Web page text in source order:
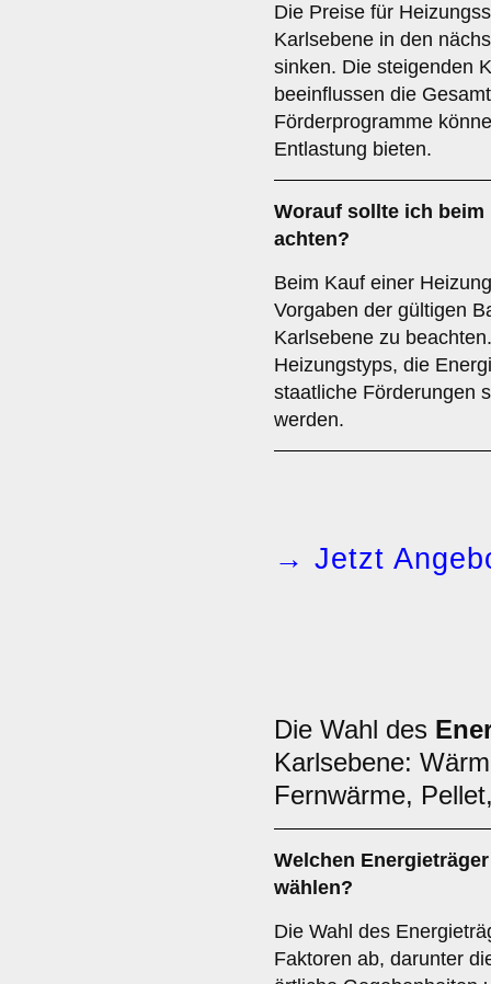
Die Preise für
Karlsebene in den
sinken. Die steigenden
beeinflussen die
Förderprogramme
Entlastung bieten.
Worauf sollte ich beim
achten?
Beim Kauf einer
Vorgaben der gültigen
Karlsebene zu
Heizungstyps, die
staatliche Förderungen
werden.
→ Jetzt
Die Wahl des
Karlsebene:
Fernwärme,
Welchen Energieträger
wählen?
Die Wahl des
Faktoren ab, darunter